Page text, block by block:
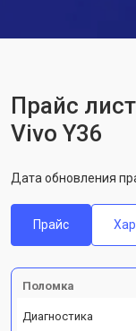
Прайс
Vivo Y36
Дата обновления
Прайс
Поломка
Диагностика